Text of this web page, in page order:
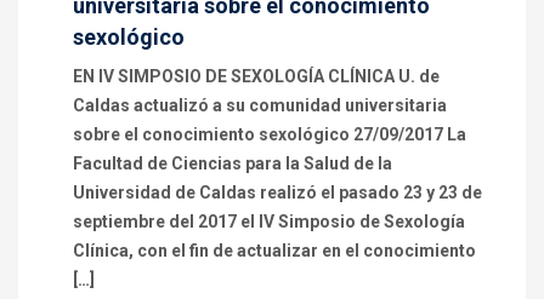
universitaria sobre el conocimiento
sexológico
EN IV SIMPOSIO DE SEXOLOGÍA CLÍNICA U. de
Caldas actualizó a su comunidad universitaria
sobre el conocimiento sexológico 27/09/2017 La
Facultad de Ciencias para la Salud de la
Universidad de Caldas realizó el pasado 23 y 23 de
septiembre del 2017 el IV Simposio de Sexología
Clínica, con el fin de actualizar en el conocimiento
[…]